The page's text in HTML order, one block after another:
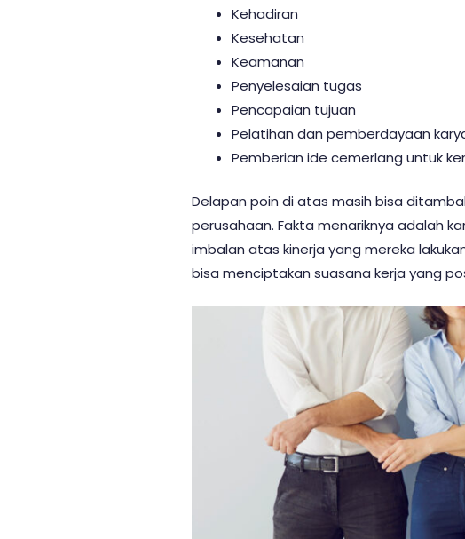
Kehadiran
Kesehatan
Keamanan
Penyelesaian tugas
Pencapaian tujuan
Pelatihan dan pemberdayaan
Pemberian ide cemerlang untuk
Delapan poin di atas masih bisa
perusahaan. Fakta menariknya adalah
imbalan atas kinerja yang mereka
bisa menciptakan suasana kerja yang